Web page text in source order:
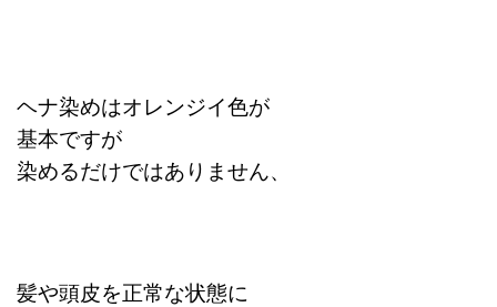
ヘナ染めはオレンジイ色が
基本ですが
染めるだけではありません、
髪や頭皮を正常な状態に